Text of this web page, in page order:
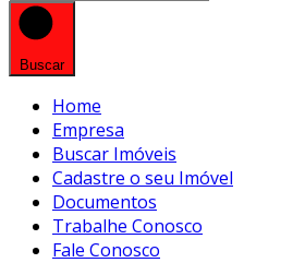
Buscar
Home
Empresa
Buscar Imóveis
Cadastre o seu Imóvel
Documentos
Trabalhe Conosco
Fale Conosco